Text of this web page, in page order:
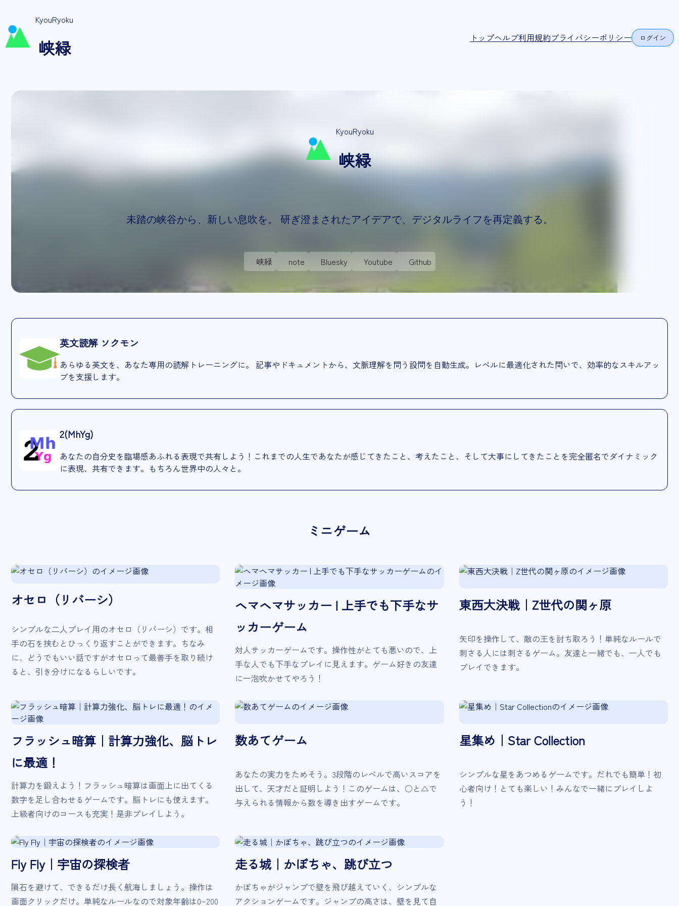
KyouRyoku
峡緑 トップヘルプ利用規約プライバシーポリシー ログイン
KyouRyoku
峡緑
未踏の峡谷から、新しい息吹を。 研ぎ澄まされたアイデアで、 デジタルライフを再定義する。
峡緑 note Bluesky Youtube Github
英文読解 ソクモン
あらゆる英文を、あなた専用の読解トレーニングに。 記事やドキュメントから、文脈理解を問う設問を自動生成。レベルに最適化された問いで、効率的なスキルアッ
プを支援します。
2(MhYg)
あなたの自分史を臨場感あふれる表現で共有しよう！これまでの人生であなたが感じてきたこと、考えたこと、そして大事にしてきたことを完全匿名でダイナミック
に表現、共有できます。もちろん世界中の人々と。
ミニゲーム
オセロ（リバーシ）
シンプルな二人プレイ用のオセロ（リバーシ）です。相
手の石を挟むとひっくり返すことができます。ちなみ
に、どうでもいい話ですがオセロって最善手を取り続け
ると、引き分けになるらしいです。
ヘマヘマサッカー | 上手でも下手なサ
ッカーゲーム
対人サッカーゲームです。操作性がとても悪いので、上
手な人でも下手なプレイに見えます。ゲーム好きの友達
に一泡吹かせてやろう！
東西大決戦｜Z世代の関ヶ原
矢印を操作して、敵の王を討ち取ろう！単純なルールで
刺さる人には刺さるゲーム。友達と一緒でも、一人でも
プレイできます。
フラッシュ暗算｜計算力強化、脳トレ
に最適！
計算力を鍛えよう！フラッシュ暗算は画面上に出てくる
数字を足し合わせるゲームです。脳トレにも使えます。
上級者向けのコースも充実！是非プレイしよう。
数あてゲーム
あなたの実力をためそう。3段階のレベルで高いスコアを
出して、天才だと証明しよう！このゲームは、○と△で
与えられる情報から数を導き出すゲームです。
星集め｜Star Collection
シンプルな星をあつめるゲームです。だれでも簡単！初
心者向け！とても楽しい！みんなで一緒にプレイしよ
う！
Fly Fly｜宇宙の探検者
隕石を避けて、できるだけ長く航海しましょう。操作は
画面クリックだけ。単純なルールなので対象年齢は0~200
走る城｜かぼちゃ、跳び立つ
かぼちゃがジャンプで壁を飛び越えていく、シンプルな
アクションゲームです。ジャンプの高さは、壁を見て自